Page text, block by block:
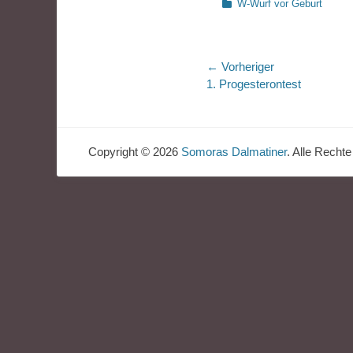
Kategorien
W-Wurf vor Geburt
← Vorheriger
Vorheriger
1. Progesterontest
Copyright © 2026 Somoras Dalmatiner. Alle